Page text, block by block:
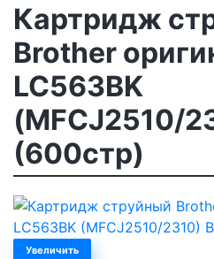
Картридж
Brother
LC563BK
(MFCJ2510/
(600стр)
Увеличить